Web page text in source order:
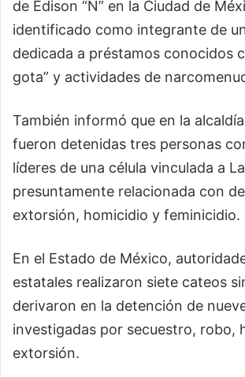
de Edison “N” en la Ciudad de
identificado como integrante de
dedicada a préstamos conocidos
gota” y actividades de
También informó que en la
fueron detenidas tres personas
líderes de una célula vinculada a
presuntamente relacionada con
extorsión, homicidio y feminicidio.
En el Estado de México,
estatales realizaron siete cateos
derivaron en la detención de
investigadas por secuestro, robo,
extorsión.